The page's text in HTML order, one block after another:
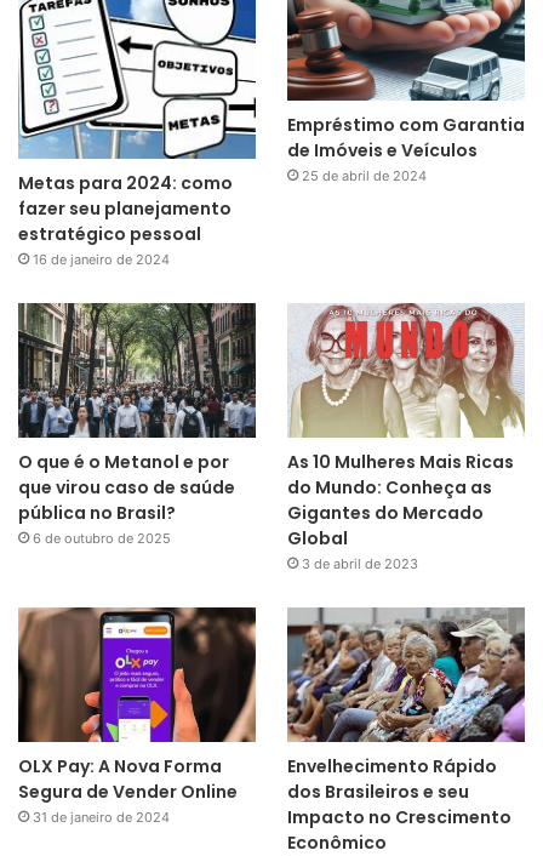
Metas para 2024: como
fazer seu planejamento
estratégico pessoal
16 de janeiro de 2024
Empréstimo com Garantia
de Imóveis e Veículos
25 de abril de 2024
O que é o Metanol e por
que virou caso de saúde
pública no Brasil?
6 de outubro de 2025
As 10 Mulheres Mais Ricas
do Mundo: Conheça as
Gigantes do Mercado
Global
3 de abril de 2023
OLX Pay: A Nova Forma
Segura de Vender Online
31 de janeiro de 2024
Envelhecimento Rápido
dos Brasileiros e seu
Impacto no Crescimento
Econômico